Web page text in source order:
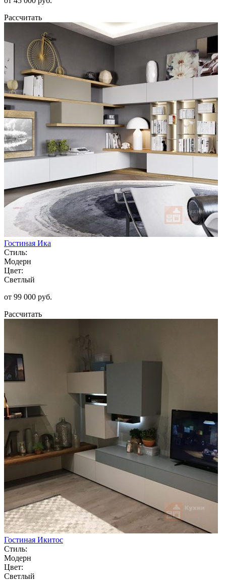
Рассчитать
Гостиная Ика
Стиль:
Модерн
Цвет:
Светлый
от 99 000 руб.
Рассчитать
Гостиная Икитос
Стиль:
Модерн
Цвет:
Светлый